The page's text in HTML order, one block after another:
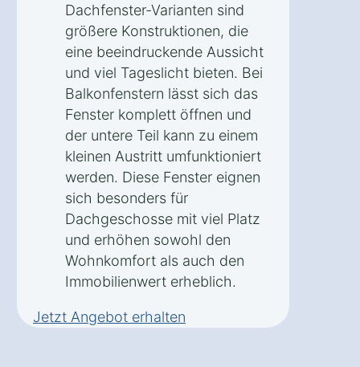
Dachfenster-Varianten sind
größere Konstruktionen, die
eine beeindruckende Aussicht
und viel Tageslicht bieten. Bei
Balkonfenstern lässt sich das
Fenster komplett öffnen und
der untere Teil kann zu einem
kleinen Austritt umfunktioniert
werden. Diese Fenster eignen
sich besonders für
Dachgeschosse mit viel Platz
und erhöhen sowohl den
Wohnkomfort als auch den
Immobilienwert erheblich.
Jetzt Angebot erhalten